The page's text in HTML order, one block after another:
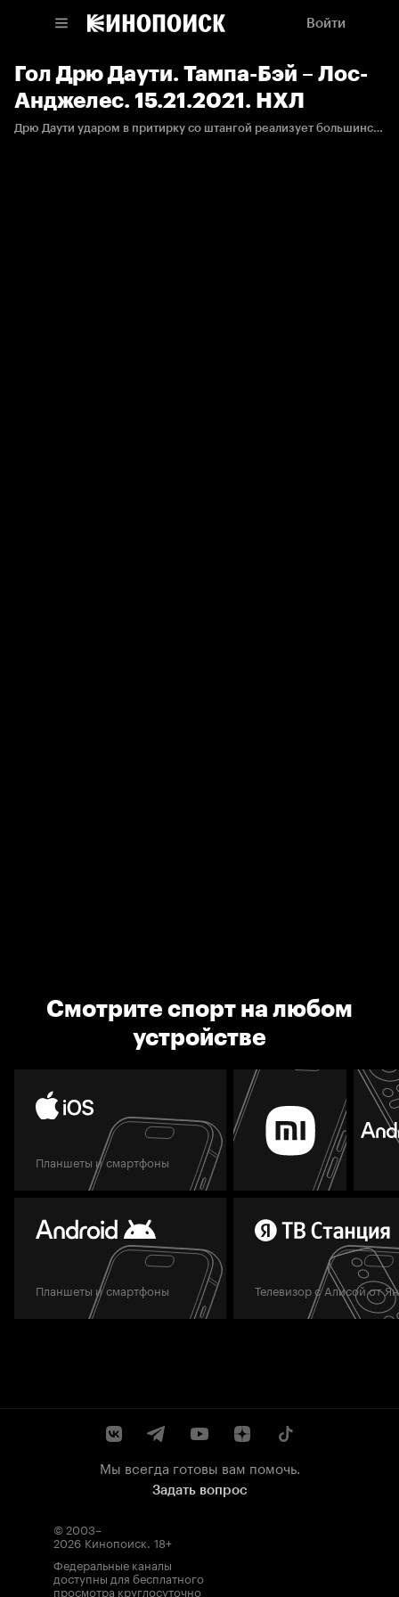
Войти
Гол Дрю Даути. Тампа-Бэй – Лос-
Анджелес. 15.21.2021. НХЛ
Дрю Даути ударом в притирку со штангой реализует большинство.
Смотрите спорт на любом
устройстве
Планшеты и смартфоны
Планшеты и смартфоны Телевизор с Алисой от
Мы всегда готовы вам помочь.
Задать вопрос
© 2003–
2026 Кинопоиск. 18+
Федеральные каналы
доступны для бесплатного
просмотра круглосуточно